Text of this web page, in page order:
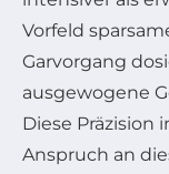
Vorfeld
Garvorgang
ausgewogene
Diese
Anspruch an